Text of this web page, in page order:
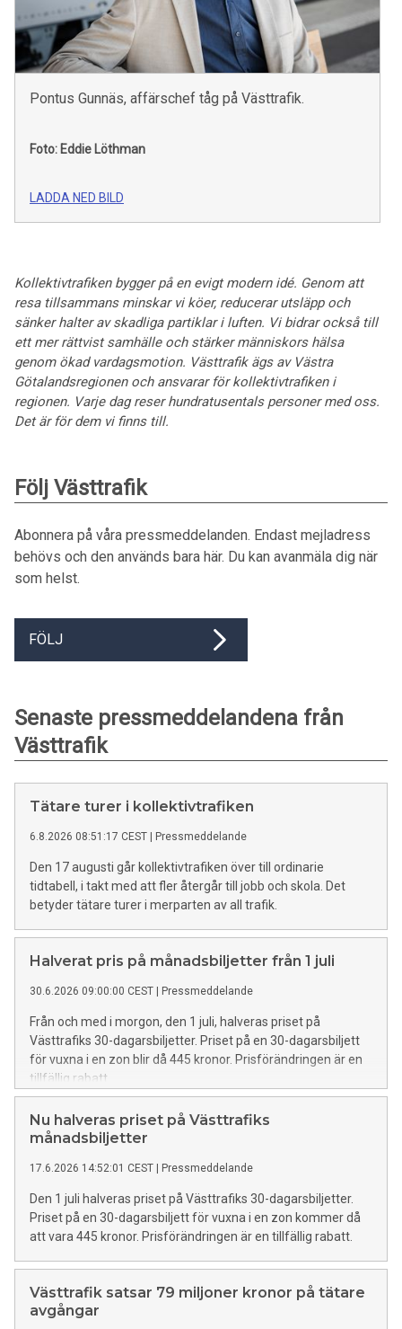
Pontus Gunnäs, affärschef tåg på Västtrafik.
Foto: Eddie Löthman
LADDA NED BILD
Kollektivtrafiken bygger på en evigt modern idé. Genom att
resa tillsammans minskar vi köer, reducerar utsläpp och
sänker halter av skadliga partiklar i luften. Vi bidrar också till
ett mer rättvist samhälle och stärker människors hälsa
genom ökad vardagsmotion. Västtrafik ägs av Västra
Götalandsregionen och ansvarar för kollektivtrafiken i
regionen. Varje dag reser hundratusentals personer med oss.
Det är för dem vi finns till.
Följ Västtrafik
Abonnera på våra pressmeddelanden. Endast mejladress
behövs och den används bara här. Du kan avanmäla dig när
som helst.
FÖLJ
Senaste pressmeddelandena från
Västtrafik
Tätare turer i kollektivtrafiken
6.8.2026 08:51:17 CEST | Pressmeddelande
Den 17 augusti går kollektivtrafiken över till ordinarie
tidtabell, i takt med att fler återgår till jobb och skola. Det
betyder tätare turer i merparten av all trafik.
Halverat pris på månadsbiljetter från 1 juli
30.6.2026 09:00:00 CEST | Pressmeddelande
Från och med i morgon, den 1 juli, halveras priset på
Västtrafiks 30-dagarsbiljetter. Priset på en 30-dagarsbiljett
för vuxna i en zon blir då 445 kronor. Prisförändringen är en
tillfällig rabatt.
Nu halveras priset på Västtrafiks
månadsbiljetter
17.6.2026 14:52:01 CEST | Pressmeddelande
Den 1 juli halveras priset på Västtrafiks 30-dagarsbiljetter.
Priset på en 30-dagarsbiljett för vuxna i en zon kommer då
att vara 445 kronor. Prisförändringen är en tillfällig rabatt.
Västtrafik satsar 79 miljoner kronor på tätare
avgångar